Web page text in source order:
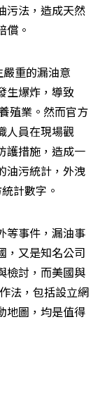
污法，造成天然
償。
重的漏油意
生爆炸，導致
殖業。然而官方
人員在現場觀
護措施，造成一
油污統計，外洩
計數字。
等事件，漏油事
，又是知名公司
檢討，而美國與
法，包括設立網
地圖，均是值得